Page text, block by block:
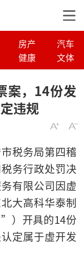
房产
汽车
健康 文体
案，14份发
违规
税务局第四稽
务行政处罚决
有限公司因虚
大高科华泰制
）开具的14份
定属于虚开发